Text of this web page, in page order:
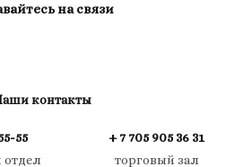
на связи
контакты
55
отдел
+ 7 705 905 36 31
торговый зал